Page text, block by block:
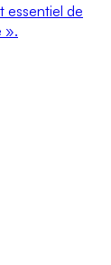
essentiel de
».